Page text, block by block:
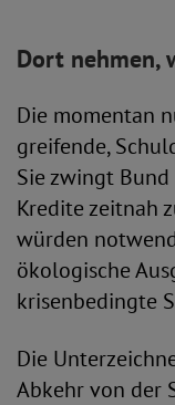
Dort nehmen,
Die momentan
greifende,
Sie zwingt
Kredite zeitnah
würden
ökologische
krisenbedingte
Die
Abkehr von der